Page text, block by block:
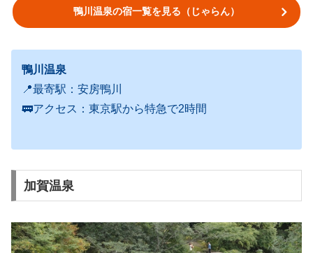
鴨川温泉の宿一覧を見る（じゃらん）
鴨川温泉
📍最寄駅：安房鴨川
🚃アクセス：東京駅から特急で2時間
加賀温泉